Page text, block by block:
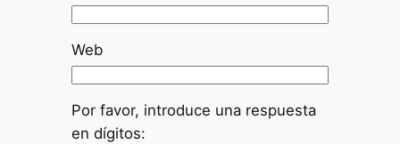
Web
Por favor, introduce una respuesta
en dígitos: